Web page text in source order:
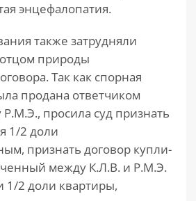
энцефалопатия.
также затрудняли
природы
Так как спорная
продана ответчиком
Р.М.Э., просила суд признать
1/2 доли
признать договор купли-
между К.Л.В. и Р.М.Э.
1/2 доли квартиры,